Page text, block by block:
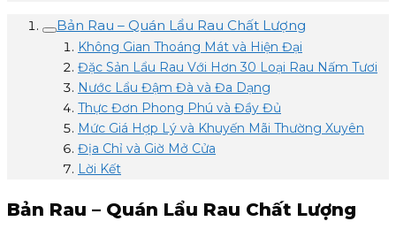
Bản Rau – Quán Lẩu Rau Chất Lượng
Không Gian Thoáng Mát và Hiện Đại
Đặc Sản Lẩu Rau Với Hơn 30 Loại Rau Nấm Tươi
Nước Lẩu Đậm Đà và Đa Dạng
Thực Đơn Phong Phú và Đầy Đủ
Mức Giá Hợp Lý và Khuyến Mãi Thường Xuyên
Địa Chỉ và Giờ Mở Cửa
Lời Kết
Bản Rau – Quán Lẩu Rau Chất Lượng